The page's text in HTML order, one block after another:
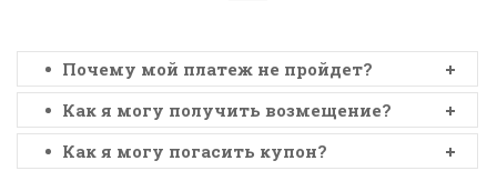
Почему мой платеж не пройдет?
Как я могу получить возмещение?
Как я могу погасить купон?